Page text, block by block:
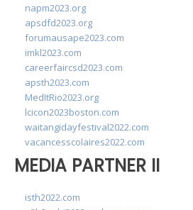
napm2023.org
apsdfd2023.org
forumausape2023.com
imkl2023.com
careerfaircsd2023.com
apsth2023.com
MedItRio2023.org
lcicon2023boston.com
waitangidayfestival2022.com
vacancesscolaires2022.com
MEDIA PARTNER II
isth2022.com